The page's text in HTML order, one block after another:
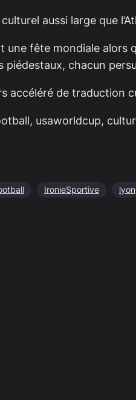
aussi large que
fête mondiale alors
chacun
de traduction
usaworldcup,
IronieSportive lyon